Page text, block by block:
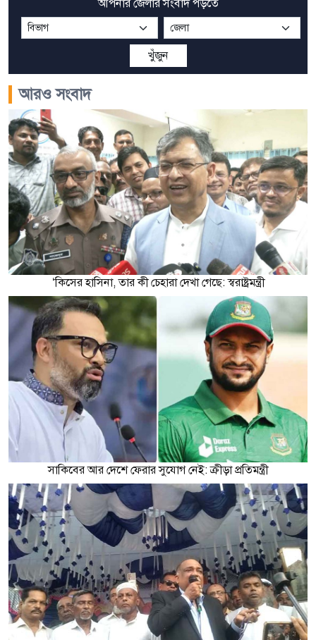
আপনার জেলার সংবাদ পড়তে
খুঁজুন
আরও সংবাদ
‘কিসের হাসিনা, তার কী চেহারা দেখা গেছে: স্বরাষ্ট্রমন্ত্রী
সাকিবের আর দেশে ফেরার সুযোগ নেই: ক্রীড়া প্রতিমন্ত্রী